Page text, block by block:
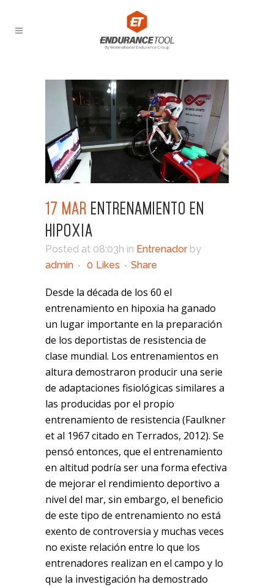
17 MAR ENTRENAMIENTO EN
HIPOXIA
Posted at 08:03h in Entrenador by
admin
0 Likes Share
Desde la década de los 60 el
entrenamiento en hipoxia ha ganado
un lugar importante en la preparación
de los deportistas de resistencia de
clase mundial. Los entrenamientos en
altura demostraron producir una serie
de adaptaciones fisiológicas similares a
las producidas por el propio
entrenamiento de resistencia (Faulkner
et al 1967 citado en Terrados, 2012). Se
pensó entonces, que el entrenamiento
en altitud podría ser una forma efectiva
de mejorar el rendimiento deportivo a
nivel del mar, sin embargo, el beneficio
de este tipo de entrenamiento no está
exento de controversia y muchas veces
no existe relación entre lo que los
entrenadores realizan en el campo y lo
que la investigación ha demostrado